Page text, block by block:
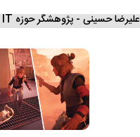
علیرضا حسینی - پژوهشگر حوزه IT و بازی